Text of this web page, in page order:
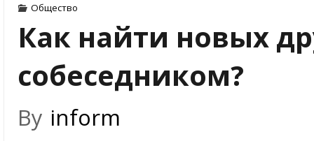
Общество
Как найти новых
собеседником?
By inform